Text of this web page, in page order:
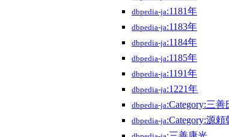
dbpedia-ja:1181年
dbpedia-ja:1183年
dbpedia-ja:1184年
dbpedia-ja:1185年
dbpedia-ja:1191年
dbpedia-ja:1221年
dbpedia-ja:Category:三善
dbpedia-ja:Category:源頼